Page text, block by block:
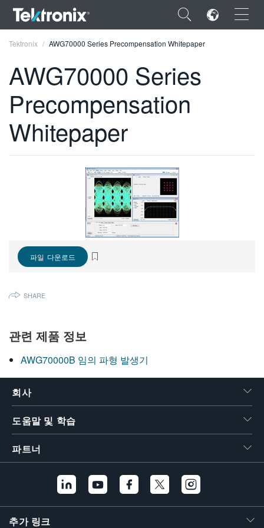
×
ENGLISH
FRANÇAIS
한국어
Tektronix AWG70000 Series Precompensation Whitepaper
AWG70000 Series
Precompensation
Whitepaper
파일 다운로드
SHARE
관련 제품 정보
AWG70000B 임의 파형 발생기
회사
도움말 및 학습
파트너
추가 링크